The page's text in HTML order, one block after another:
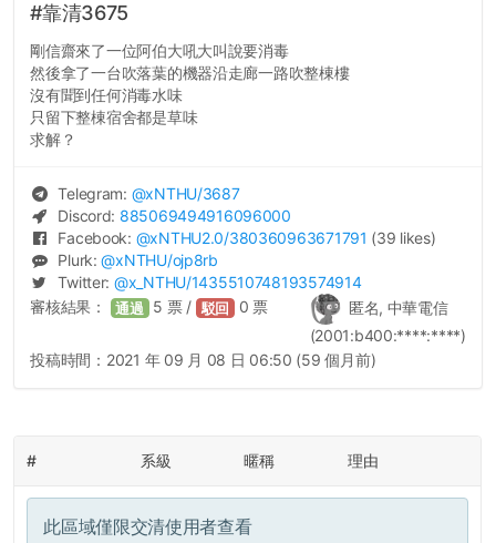
#靠清3675
剛信齋來了一位阿伯大吼大叫說要消毒
然後拿了一台吹落葉的機器沿走廊一路吹整棟樓
沒有聞到任何消毒水味
只留下整棟宿舍都是草味
求解？
Telegram: @xNTHU/3687
Discord: 885069494916096000
Facebook: @xNTHU2.0/380360963671791 (39 likes)
Plurk:@xNTHU/ojp8rb
Twitter: @x_NTHU/1435510748193574914
匿名, 中華電信
(2001:b400:****:****)
審核結果： 通過 5 票 / 駁回 0 票
投稿時間： 2021 年 09 月 08 日 06:50 (59 個月前)
# 系級 暱稱 理由
此區域僅限交清使用者查看